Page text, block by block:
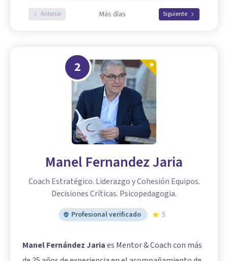
Anterior Más días Siguiente
2
Manel Fernandez Jaria
Coach Estratégico. Liderazgo y Cohesión Equipos.
Decisiones Críticas. Psicopedagogia.
Profesional verificado 5
Manel Fernández Jariaes Mentor & Coach con más